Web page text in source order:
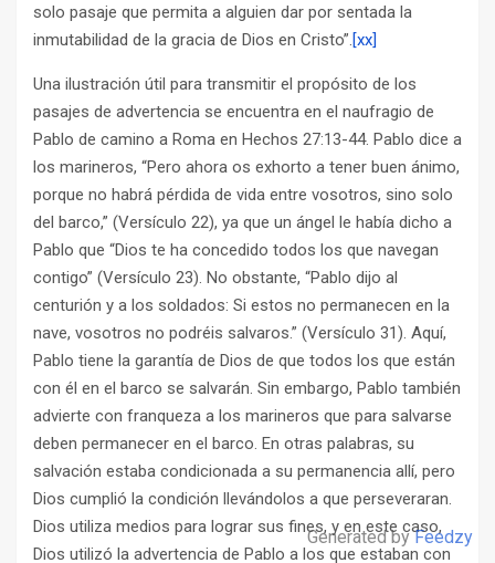
solo pasaje que permita a alguien dar por sentada la
inmutabilidad de la gracia de Dios en Cristo”.[xx]
Una ilustración útil para transmitir el propósito de los
pasajes de advertencia se encuentra en el naufragio de
Pablo de camino a Roma en Hechos 27:13-44. Pablo dice a
los marineros, “Pero ahora os exhorto a tener buen ánimo,
porque no habrá pérdida de vida entre vosotros, sino solo
del barco,” (Versículo 22), ya que un ángel le había dicho a
Pablo que “Dios te ha concedido todos los que navegan
contigo” (Versículo 23). No obstante, “Pablo dijo al
centurión y a los soldados: Si estos no permanecen en la
nave, vosotros no podréis salvaros.” (Versículo 31). Aquí,
Pablo tiene la garantía de Dios de que todos los que están
con él en el barco se salvarán. Sin embargo, Pablo también
advierte con franqueza a los marineros que para salvarse
deben permanecer en el barco. En otras palabras, su
salvación estaba condicionada a su permanencia allí, pero
Dios cumplió la condición llevándolos a que perseveraran.
Dios utiliza medios para lograr sus fines, y en este caso,
Dios utilizó la advertencia de Pablo a los que estaban con
Generated byFeedzy